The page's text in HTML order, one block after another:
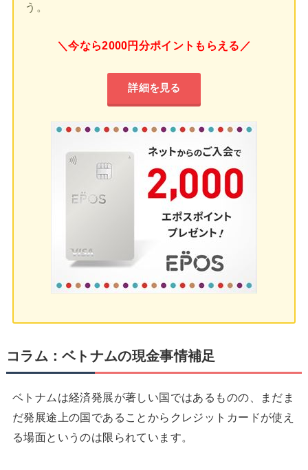
う。
＼今なら2000円分ポイントもらえる／
詳細を見る
コラム：ベトナムの現金事情補足
ベトナムは経済発展が著しい国ではあるものの、まだま
だ発展途上の国であることからクレジットカードが使え
る場面というのは限られています。